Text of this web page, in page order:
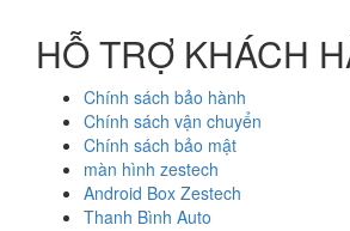
HỖ TRỢ KHÁCH
Chính sách bảo hành
Chính sách vận chuyển
Chính sách bảo mật
màn hình zestech
Android Box Zestech
Thanh Bình Auto